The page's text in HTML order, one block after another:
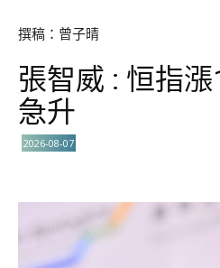
撰稿：曾子晴
張智威 : 恒指
急升
2026-08-07